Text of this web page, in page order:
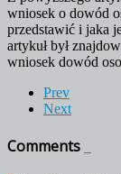
wniosek o dowód
przedstawić i jaka
artykuł był
wniosek dowód
Prev
Next
Comments